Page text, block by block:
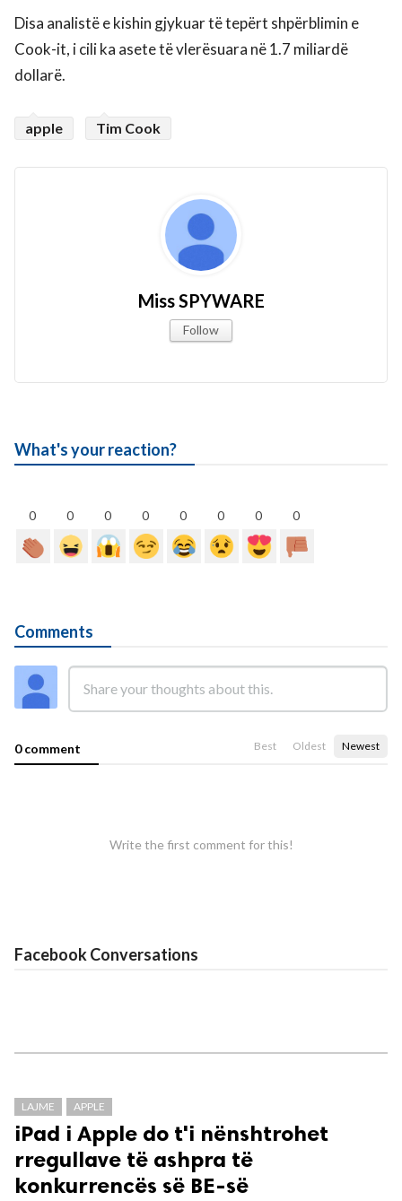
Disa analistë e kishin gjykuar të tepërt shpërblimin e
Cook-it, i cili ka asete të vlerësuara në 1.7 miliardë
dollarë.
apple Tim Cook
Miss SPYWARE
Follow
What's your reaction?
0 0 0 0 0 0 0 0
Comments
0 comment Best Oldest Newest
Write the first comment for this!
Facebook Conversations
LAJME APPLE
iPad i Apple do t'i nënshtrohet
rregullave të ashpra të
konkurrencës së BE-së